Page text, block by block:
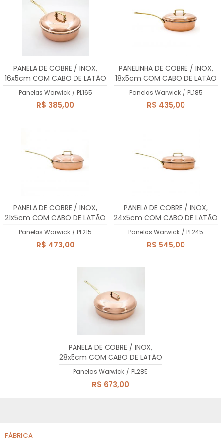
PANELA DE COBRE / INOX,
16x5cm COM CABO DE LATÃO
MACIÇO, 1 litro
Panelas Warwick / PL165
R$ 385,00
PANELINHA DE COBRE / INOX,
18x5cm COM CABO DE LATÃO
MACIÇO, 1,27 Lts
Panelas Warwick / PL185
R$ 435,00
PANELA DE COBRE / INOX,
21x5cm COM CABO DE LATÃO
MACIÇO, 1,73 Lts
Panelas Warwick / PL215
R$ 473,00
PANELA DE COBRE / INOX,
24x5cm COM CABO DE LATÃO
MACIÇO, 2,25 Lts
Panelas Warwick / PL245
R$ 545,00
PANELA DE COBRE / INOX,
28x5cm COM CABO DE LATÃO
MACIÇO, 2,90 Lts
Panelas Warwick / PL285
R$ 673,00
FÁBRICA